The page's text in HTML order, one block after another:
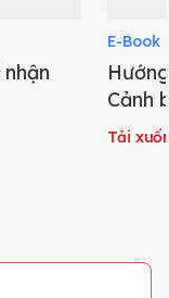
E-Book
Cảnh
Tải